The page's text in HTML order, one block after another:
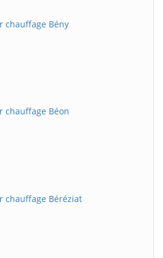
chauffage Bény
chauffage Béon
chauffage Béréziat